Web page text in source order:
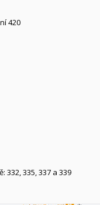
420
332, 335, 337 a 339